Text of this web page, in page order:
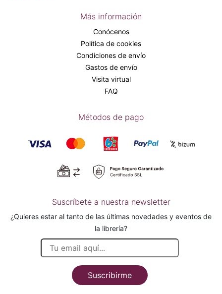
Más información
Conócenos
Política de cookies
Condiciones de envío
Gastos de envío
Visita virtual
FAQ
Métodos de pago
Suscríbete a nuestra newsletter
¿Quieres estar al tanto de las últimas novedades y eventos de
la librería?
Suscribirme